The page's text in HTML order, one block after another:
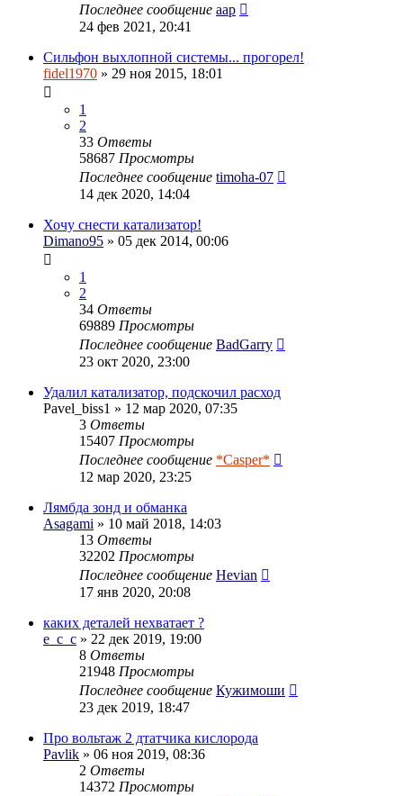
Последнее сообщение aap
24 фев 2021, 20:41
Сильфон выхлопной системы... прогорел!
fidel1970 » 29 ноя 2015, 18:01
1
2
33 Ответы
58687 Просмотры
Последнее сообщение timoha-07
14 дек 2020, 14:04
Хочу снести катализатор!
Dimano95 » 05 дек 2014, 00:06
1
2
34 Ответы
69889 Просмотры
Последнее сообщение BadGarry
23 окт 2020, 23:00
Удалил катaлизатор, подскочил расход
Pavel_biss1 » 12 мар 2020, 07:35
3 Ответы
15407 Просмотры
Последнее сообщение *Casper*
12 мар 2020, 23:25
Лямбда зонд и обманка
Asagami » 10 май 2018, 14:03
13 Ответы
32202 Просмотры
Последнее сообщение Hevian
17 янв 2020, 20:08
каких деталей нехватает ?
e_c_c » 22 дек 2019, 19:00
8 Ответы
21948 Просмотры
Последнее сообщение Кужимоши
23 дек 2019, 18:47
Про вольтаж 2 дтатчика кислорода
Pavlik » 06 ноя 2019, 08:36
2 Ответы
14372 Просмотры